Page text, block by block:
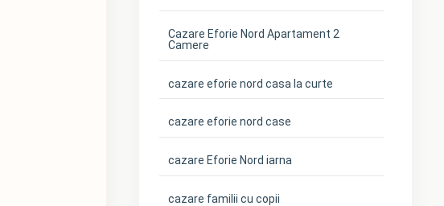
Cazare Eforie Nord Apartament 2
Camere
cazare eforie nord casa la curte
cazare eforie nord case
cazare Eforie Nord iarna
cazare familii cu copii